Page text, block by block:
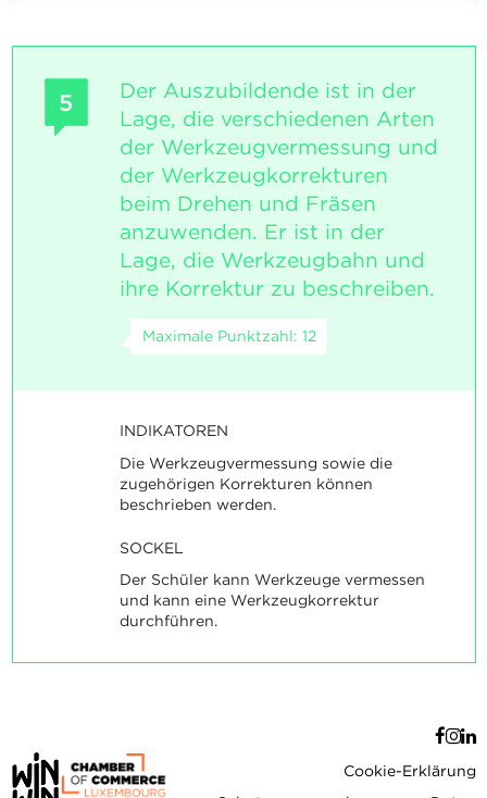
5
Der Auszubildende ist in der
Lage, die verschiedenen Arten
der Werkzeugvermessung und
der Werkzeugkorrekturen
beim Drehen und Fräsen
anzuwenden. Er ist in der
Lage, die Werkzeugbahn und
ihre Korrektur zu beschreiben.
Maximale Punktzahl: 12
INDIKATOREN
Die Werkzeugvermessung sowie die
zugehörigen Korrekturen können
beschrieben werden.
SOCKEL
Der Schüler kann Werkzeuge vermessen
und kann eine Werkzeugkorrektur
durchführen.
Cookie-Erklärung